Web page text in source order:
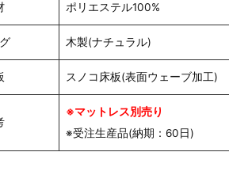
ポリエステル100%
木製(ナチュラル)
スノコ床板(表面ウェーブ加工)
※マットレス別売り
※受注生産品(納期：60日)